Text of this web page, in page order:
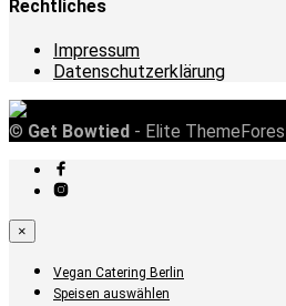
Rechtliches
Impressum
Datenschutzerklärung
© Get Bowtied - Elite
×
Vegan Catering Berlin
Speisen auswählen